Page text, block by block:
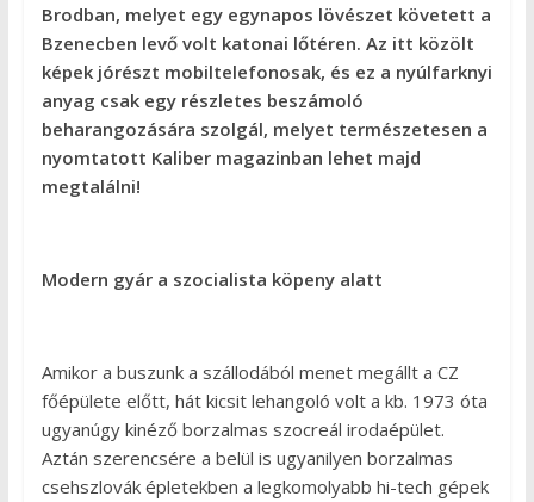
Brodban, melyet egy egynapos lövészet követett a
Bzenecben levő volt katonai lőtéren. Az itt közölt
képek jórészt mobiltelefonosak, és ez a nyúlfarknyi
anyag csak egy részletes beszámoló
beharangozására szolgál, melyet természetesen a
nyomtatott Kaliber magazinban lehet majd
megtalálni!
Modern gyár a szocialista köpeny alatt
Amikor a buszunk a szállodából menet megállt a CZ
főépülete előtt, hát kicsit lehangoló volt a kb. 1973 óta
ugyanúgy kinéző borzalmas szocreál irodaépület.
Aztán szerencsére a belül is ugyanilyen borzalmas
csehszlovák épletekben a legkomolyabb hi-tech gépek